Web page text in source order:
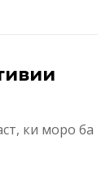
ки моро ба